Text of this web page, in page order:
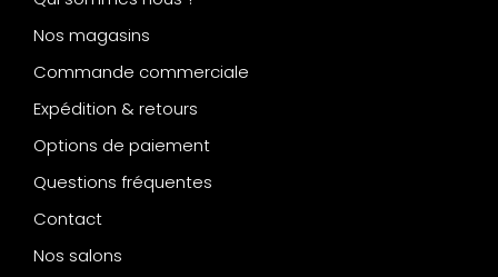
Nos magasins
Commande commerciale
Expédition & retours
Options de paiement
Questions fréquentes
Contact
Nos salons